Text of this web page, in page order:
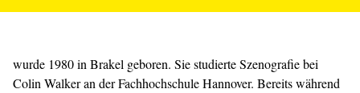
wurde 1980 in Brakel geboren. Sie studierte Szenografie bei
Colin Walker an der Fachhochschule Hannover. Bereits während